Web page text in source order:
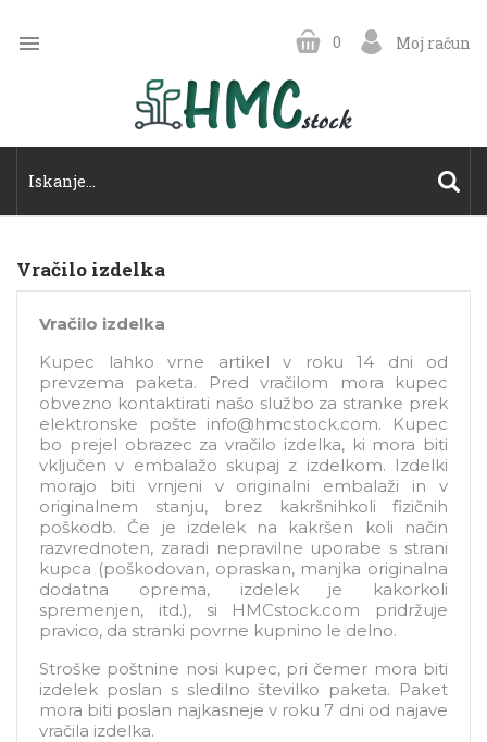
 Moj račun
0
Vračilo izdelka
Vračilo izdelka
Kupec lahko vrne artikel v roku 14 dni od
prevzema paketa. Pred vračilom mora kupec
obvezno kontaktirati našo službo za stranke prek
elektronske pošte info@hmcstock.com. Kupec
bo prejel obrazec za vračilo izdelka, ki mora biti
vključen v embalažo skupaj z izdelkom. Izdelki
morajo biti vrnjeni v originalni embalaži in v
originalnem stanju, brez kakršnihkoli fizičnih
poškodb. Če je izdelek na kakršen koli način
razvrednoten, zaradi nepravilne uporabe s strani
kupca (poškodovan, opraskan, manjka originalna
dodatna oprema, izdelek je kakorkoli
spremenjen, itd.), si HMCstock.com pridržuje
pravico, da stranki povrne kupnino le delno.
Stroške poštnine nosi kupec, pri čemer mora biti
izdelek poslan s sledilno številko paketa. Paket
mora biti poslan najkasneje v roku 7 dni od najave
vračila izdelka.